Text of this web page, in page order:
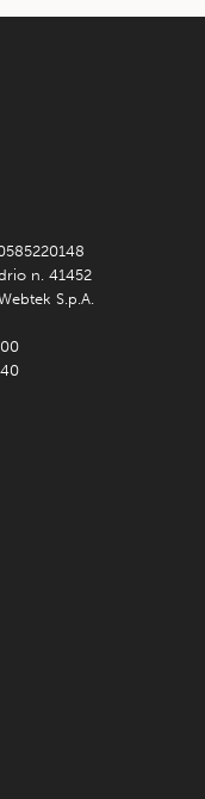
n. 41452
S.p.A.